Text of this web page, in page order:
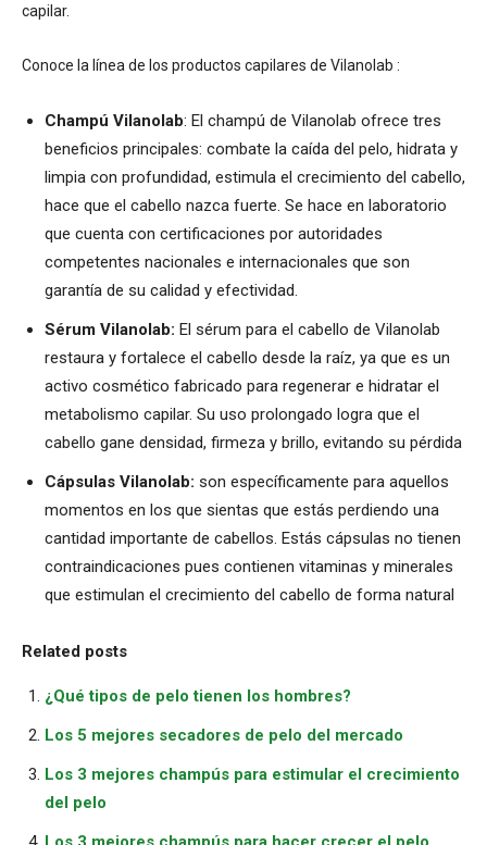
capilar.
Conoce la línea de los productos capilares de Vilanolab :
Champú Vilanolab: El champú de Vilanolab ofrece tres
beneficios principales: combate la caída del pelo, hidrata y
limpia con profundidad, estimula el crecimiento del cabello,
hace que el cabello nazca fuerte. Se hace en laboratorio
que cuenta con certificaciones por autoridades
competentes nacionales e internacionales que son
garantía de su calidad y efectividad.
Sérum Vilanolab: El sérum para el cabello de Vilanolab
restaura y fortalece el cabello desde la raíz, ya que es un
activo cosmético fabricado para regenerar e hidratar el
metabolismo capilar. Su uso prolongado logra que el
cabello gane densidad, firmeza y brillo, evitando su pérdida
Cápsulas Vilanolab: son específicamente para aquellos
momentos en los que sientas que estás perdiendo una
cantidad importante de cabellos. Estás cápsulas no tienen
contraindicaciones pues contienen vitaminas y minerales
que estimulan el crecimiento del cabello de forma natural
Related posts
¿Qué tipos de pelo tienen los hombres?
Los 5 mejores secadores de pelo del mercado
Los 3 mejores champús para estimular el crecimiento
del pelo